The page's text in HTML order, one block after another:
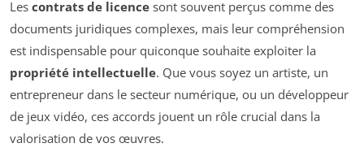
Les contrats de licence sont souvent perçus comme des
documents juridiques complexes, mais leur compréhension
est indispensable pour quiconque souhaite exploiter la
propriété intellectuelle. Que vous soyez un artiste, un
entrepreneur dans le secteur numérique, ou un développeur
de jeux vidéo, ces accords jouent un rôle crucial dans la
valorisation de vos œuvres.